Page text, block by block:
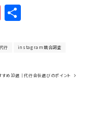
P
o
c
et
行 instagram競合調査
め10選｜代行会社選びのポイント